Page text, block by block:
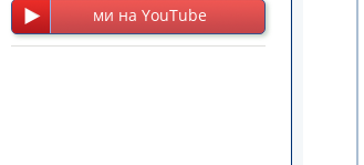
ми на YouTube